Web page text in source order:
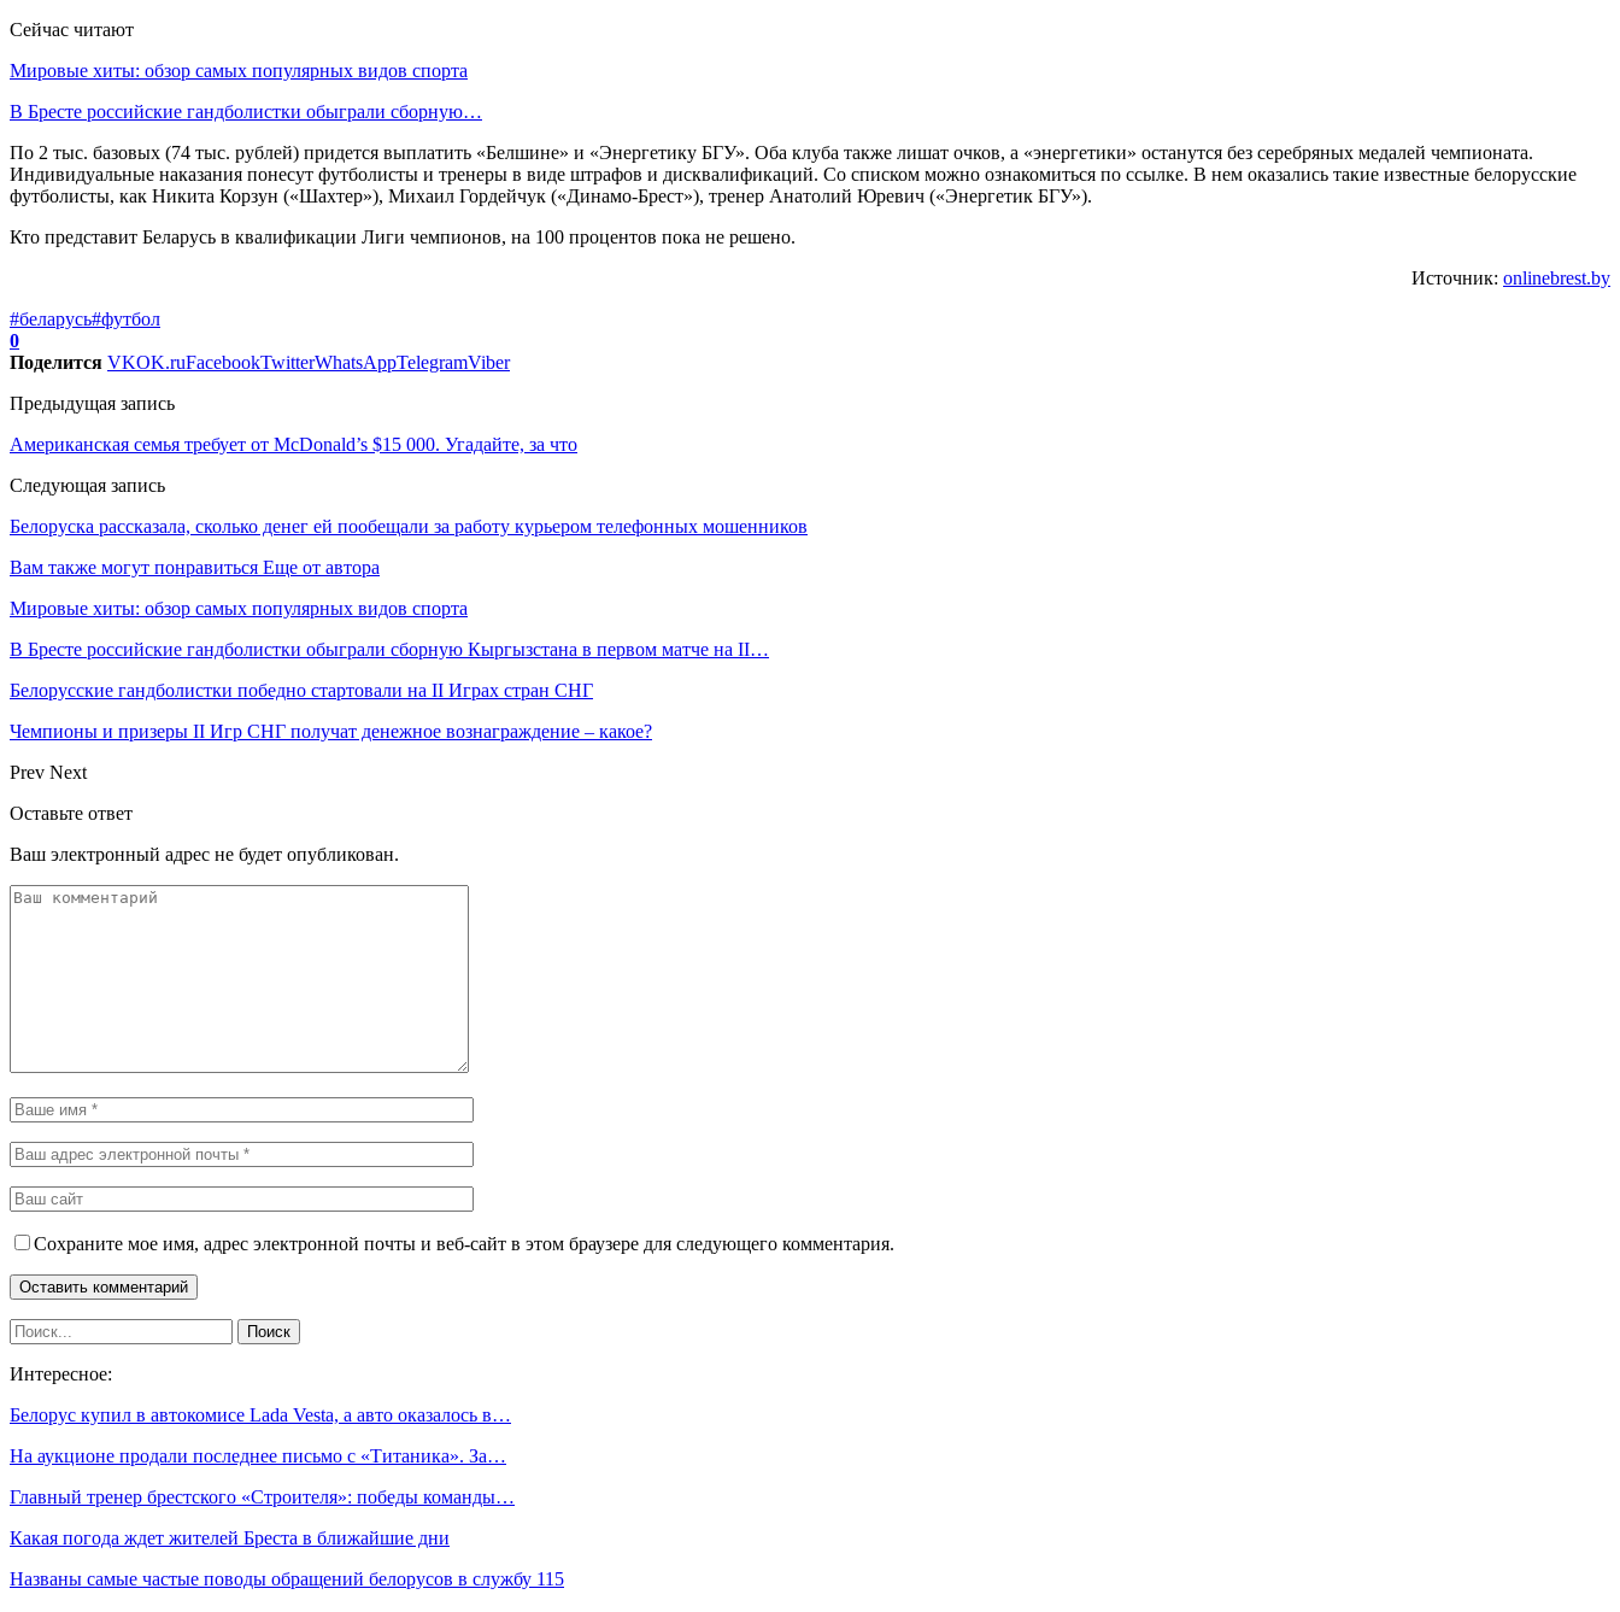
Сейчас читают
Мировые хиты: обзор самых популярных видов спорта
В Бресте российские гандболистки обыграли сборную…
По 2 тыс. базовых (74 тыс. рублей) придется выплатить «Белшине» и «Энергетику БГУ». Оба клуба также лишат очков, а «энергетики» останутся без серебряных медалей чемпионата.
Индивидуальные наказания понесут футболисты и тренеры в виде штрафов и дисквалификаций. Со списком можно ознакомиться по ссылке. В нем оказались такие известные белорусские
футболисты, как Никита Корзун («Шахтер»), Михаил Гордейчук («Динамо-Брест»), тренер Анатолий Юревич («Энергетик БГУ»).
Кто представит Беларусь в квалификации Лиги чемпионов, на 100 процентов пока не решено.
Источник: onlinebrest.by
#беларусь#футбол
0
Поделится VKOK.ruFacebookTwitterWhatsAppTelegramViber
Предыдущая запись
Американская семья требует от McDonald’s $15 000. Угадайте, за что
Следующая запись
Белоруска рассказала, сколько денег ей пообещали за работу курьером телефонных мошенников
Вам также могут понравиться Еще от автора
Мировые хиты: обзор самых популярных видов спорта
В Бресте российские гандболистки обыграли сборную Кыргызстана в первом матче на II…
Белорусские гандболистки победно стартовали на II Играх стран СНГ
Чемпионы и призеры II Игр СНГ получат денежное вознаграждение – какое?
Prev Next
Оставьте ответ
Ваш электронный адрес не будет опубликован.
Сохраните мое имя, адрес электронной почты и веб-сайт в этом браузере для следующего комментария.
Интересное:
Белорус купил в автокомисе Lada Vesta, а авто оказалось в…
На аукционе продали последнее письмо с «Титаника». За…
Главный тренер брестского «Строителя»: победы команды…
Какая погода ждет жителей Бреста в ближайшие дни
Названы самые частые поводы обращений белорусов в службу 115